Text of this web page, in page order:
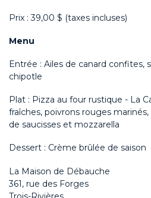
Prix : 39,00 $ (taxes incluses)
Menu
Entrée : Ailes de canard confites,
chipotle
Plat : Pizza au four rustique - La
fraîches, poivrons rouges
de saucisses et mozzarella
Dessert : Crème brûlée de saison
La Maison de Débauche
361, rue des Forges